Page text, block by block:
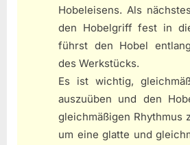
Hobeleisens. Als
den Hobelgriff fest in
führst den Hobel
des Werkstücks.
Es ist wichtig,
auszuüben und den
gleichmäßigen Rhythmus
um eine glatte und